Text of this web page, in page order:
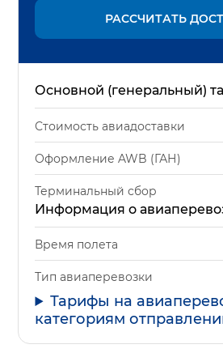
РАССЧИТАТЬ
Основной (генеральный)
Стоимость авиадоставки
Оформление AWB (ГАН)
Терминальный сбор
Информация о
Время полета
Тип авиаперевозки
Тарифы на
категориям